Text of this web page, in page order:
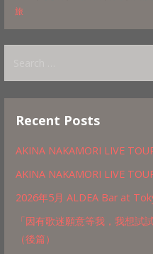
旅
Recent Posts
AKINA NAKAMORI LIVE
AKINA NAKAMORI LIVE
2026年5月 ALDEA Bar at
「因有歌迷願意等我，我想
（後篇）